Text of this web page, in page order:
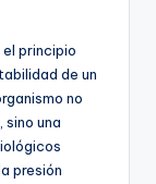
principio
de un
no
una
presión